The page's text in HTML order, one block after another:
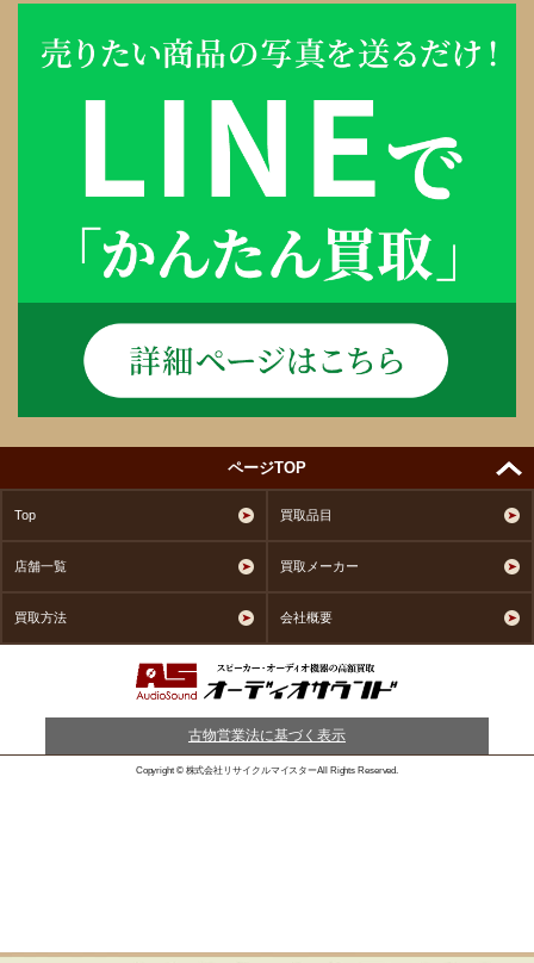
ページTOP
Top 買取品目
店舗一覧 買取メーカー
買取方法 会社概要
古物営業法に基づく表示
Copyright © 株式会社リサイクルマイスターAll Rights Reserved.